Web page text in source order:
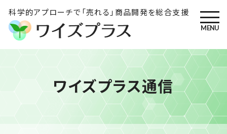
科学的アプローチで「売れる」商品開発を総合支援
ワイズプラス｜鹿児島の特産
品開発・HACCP衛生管理・食
品表示の専門コンサル
MENU
ワイズプラス通信